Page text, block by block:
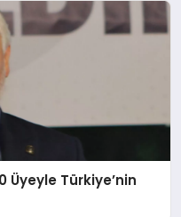
Üyeyle Türkiye’nin